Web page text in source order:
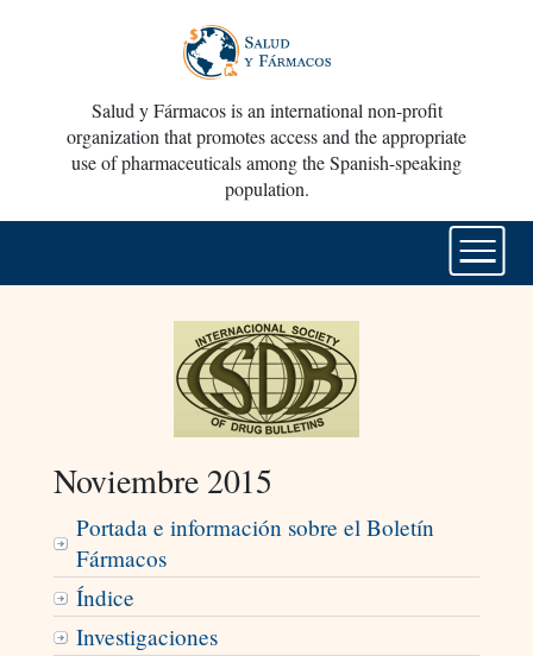
Salud y Fármacos is an international non-profit
organization that promotes access and the appropriate
use of pharmaceuticals among the Spanish-speaking
population.
Noviembre 2015
Portada e información sobre el Boletín
Fármacos
Índice
Investigaciones